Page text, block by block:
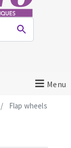
Menu
Flap wheels